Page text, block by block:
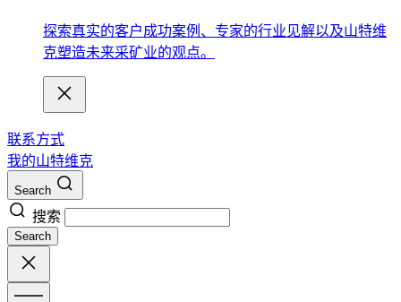
探索真实的客户成功案例、专家的行业见解以及山特维
克塑造未来采矿业的观点。
联系方式
我的山特维克
Search
搜索
Search